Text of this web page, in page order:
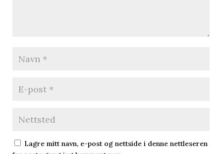
Lagre mitt navn, e-post og nettside i denne nettleseren